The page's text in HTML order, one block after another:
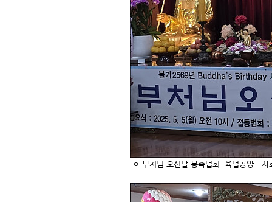
ㅇ 부처님 오신날 봉축법회 육법공양 - 사